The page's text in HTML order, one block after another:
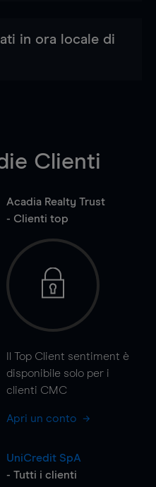
in ora locale di
Clienti
Acadia Realty Trust
- Clienti top
Il Top Client sentiment è
disponibile solo per i
clienti CMC
Apri un conto
UniCredit SpA
- Tutti i clienti